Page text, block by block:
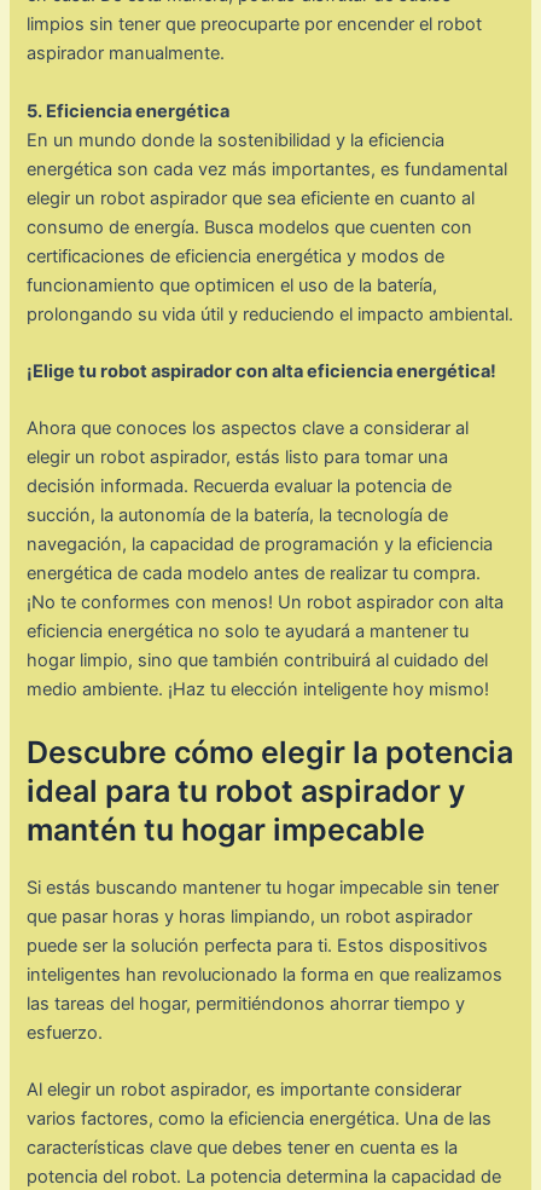
limpios sin tener que preocuparte por encender el robot
aspirador manualmente.
5. Eficiencia energética
En un mundo donde la sostenibilidad y la eficiencia
energética son cada vez más importantes, es fundamental
elegir un robot aspirador que sea eficiente en cuanto al
consumo de energía. Busca modelos que cuenten con
certificaciones de eficiencia energética y modos de
funcionamiento que optimicen el uso de la batería,
prolongando su vida útil y reduciendo el impacto ambiental.
¡Elige tu robot aspirador con alta eficiencia energética!
Ahora que conoces los aspectos clave a considerar al
elegir un robot aspirador, estás listo para tomar una
decisión informada. Recuerda evaluar la potencia de
succión, la autonomía de la batería, la tecnología de
navegación, la capacidad de programación y la eficiencia
energética de cada modelo antes de realizar tu compra.
¡No te conformes con menos! Un robot aspirador con alta
eficiencia energética no solo te ayudará a mantener tu
hogar limpio, sino que también contribuirá al cuidado del
medio ambiente. ¡Haz tu elección inteligente hoy mismo!
Descubre cómo elegir la potencia
ideal para tu robot aspirador y
mantén tu hogar impecable
Si estás buscando mantener tu hogar impecable sin tener
que pasar horas y horas limpiando, un robot aspirador
puede ser la solución perfecta para ti. Estos dispositivos
inteligentes han revolucionado la forma en que realizamos
las tareas del hogar, permitiéndonos ahorrar tiempo y
esfuerzo.
Al elegir un robot aspirador, es importante considerar
varios factores, como la eficiencia energética. Una de las
características clave que debes tener en cuenta es la
potencia del robot. La potencia determina la capacidad de